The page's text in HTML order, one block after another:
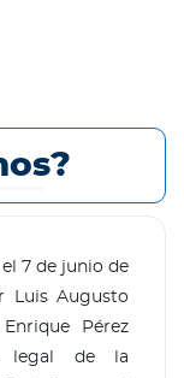
el 7 de junio de
Luis Augusto
Pérez
legal de la